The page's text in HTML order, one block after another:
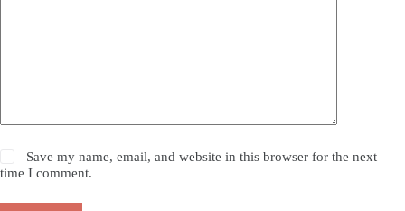
Save my name, email, and website in this browser for the next
time I comment.